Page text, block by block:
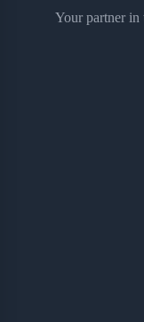
Your partner in